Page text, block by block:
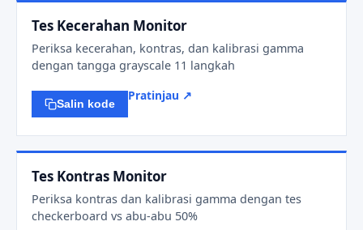
Tes Kecerahan Monitor
Periksa kecerahan, kontras, dan kalibrasi gamma
dengan tangga grayscale 11 langkah
Salin kode
Pratinjau ↗
Tes Kontras Monitor
Periksa kontras dan kalibrasi gamma dengan tes
checkerboard vs abu-abu 50%